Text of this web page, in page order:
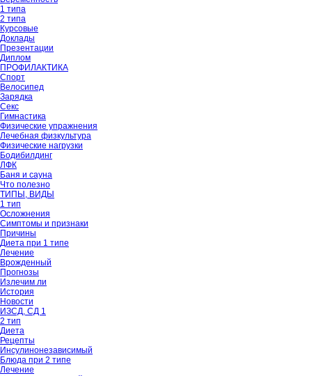
1 типа
2 типа
Курсовые
Доклады
Презентации
Диплом
ПРОФИЛАКТИКА
Спорт
Велосипед
Зарядка
Секс
Гимнастика
Физические упражнения
Лечебная физкультура
Физические нагрузки
Бодибилдинг
ЛФК
Баня и сауна
Что полезно
ТИПЫ, ВИДЫ
1 тип
Осложнения
Симптомы и признаки
Причины
Диета при 1 типе
Лечение
Врожденный
Прогнозы
Излечим ли
История
Новости
ИЗСД, СД 1
2 тип
Диета
Рецепты
Инсулинонезависимый
Блюда при 2 типе
Лечение